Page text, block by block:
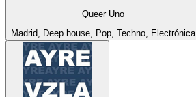
Queer Uno
Madrid, Deep house, Pop, Techno, Electrónica